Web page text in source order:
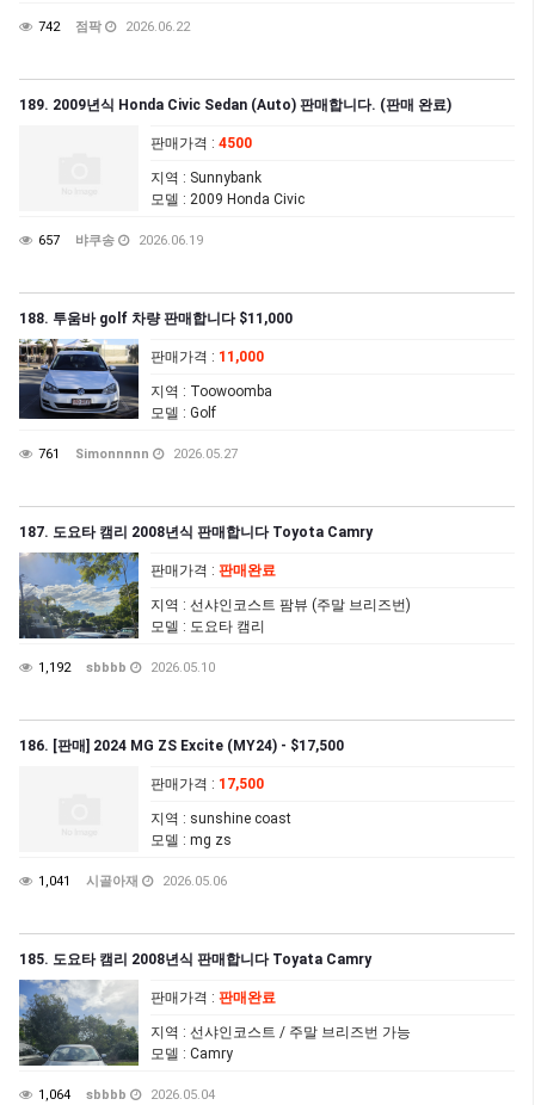
742 점팍 2026.06.22
189. 2009년식 Honda Civic Sedan (Auto) 판매합니다. (판매 완료)
판매가격 : 4500
지역 : Sunnybank
모델 : 2009 Honda Civic
657 뱌쿠송 2026.06.19
188. 투움바 golf 차량 판매합니다 $11,000
판매가격 : 11,000
지역 : Toowoomba
모델 : Golf
761 Simonnnnn 2026.05.27
187. 도요타 캠리 2008년식 판매합니다 Toyota Camry
판매가격 : 판매완료
지역 : 선샤인코스트 팜뷰 (주말 브리즈번)
모델 : 도요타 캠리
1,192 sbbbb 2026.05.10
186. [판매] 2024 MG ZS Excite (MY24) - $17,500
판매가격 : 17,500
지역 : sunshine coast
모델 : mg zs
1,041 시골아재 2026.05.06
185. 도요타 캠리 2008년식 판매합니다 Toyata Camry
판매가격 : 판매완료
지역 : 선샤인코스트 / 주말 브리즈번 가능
모델 : Camry
1,064 sbbbb 2026.05.04